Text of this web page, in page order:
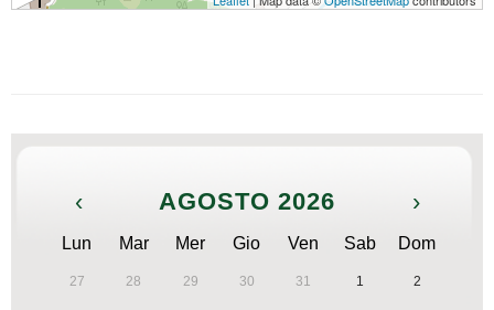
‹ AGOSTO 2026 ›
Lun Mar Mer Gio Ven Sab Dom
27 28 29 30 31 1 2